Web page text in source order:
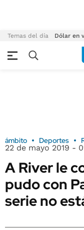
Temas del día Dólar en
ámbito Deportes
22 de mayo 2019 -
A River le
pudo con
serie no